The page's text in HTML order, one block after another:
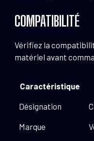
COMPATIBILITÉ
Vérifiez la
matériel avant
Caractéristique
Désignation
Marque